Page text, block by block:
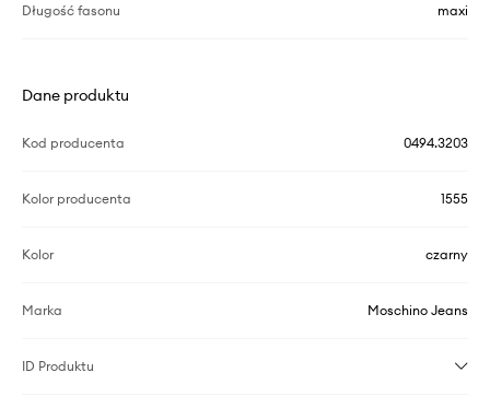
Długość fasonu maxi
Dane produktu
Kod producenta 0494.3203
Kolor producenta 1555
Kolor czarny
Marka Moschino Jeans
ID Produktu